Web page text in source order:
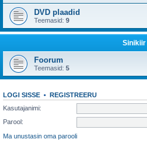
DVD plaadid
Teemasid: 9
Sinikiir
Foorum
Teemasid: 5
LOGI SISSE • REGISTREERU
Kasutajanimi:
Parool:
Ma unustasin oma parooli